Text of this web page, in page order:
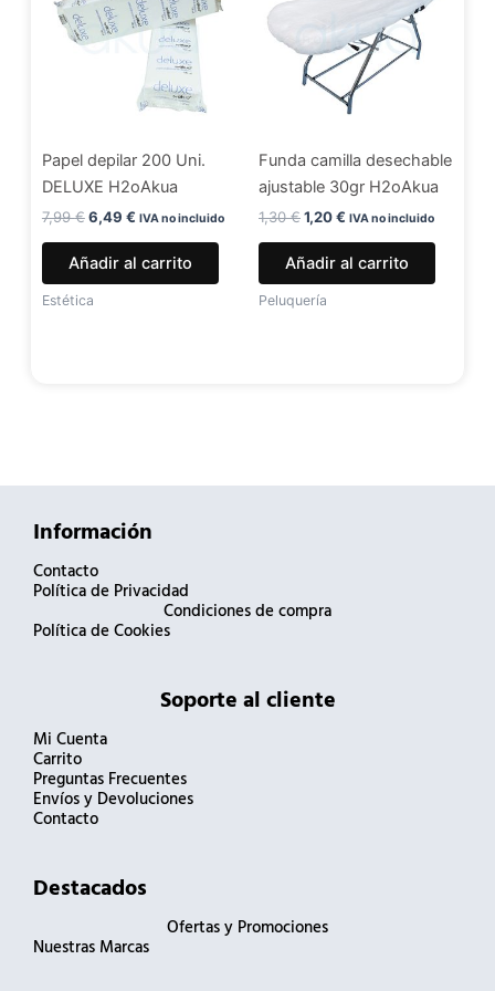
Papel depilar 200 Uni.
DELUXE H2oAkua
7,99€
7,99 €.
6,49 €
6,49 €.
IVA no incluido
Añadir al carrito
Estética
Funda camilla desechable
ajustable 30gr H2oAkua
1,30€1,20€
1,20 €.
IVA no incluido
Añadir al carrito
Peluquería
Información
Contacto
Política de Privacidad
Condiciones de compra
Política de Cookies
Soporte al cliente
Mi Cuenta
Carrito
Preguntas Frecuentes
Envíos y Devoluciones
Contacto
Destacados
Ofertas y Promociones
Nuestras Marcas